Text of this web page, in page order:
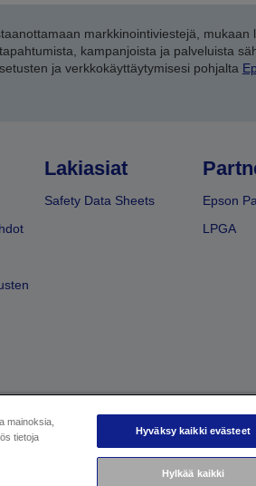
markkinointiviestejä, mukaan
kampanjoista ja palveluista
ja verkkokäyttäytymisesi pohjalta
Lakiasiat
Safety Data Sheets
Epson
LPGA
mainoksia,
tietoja
Hyväksy kaikki evästeet
Hylkää kaikki